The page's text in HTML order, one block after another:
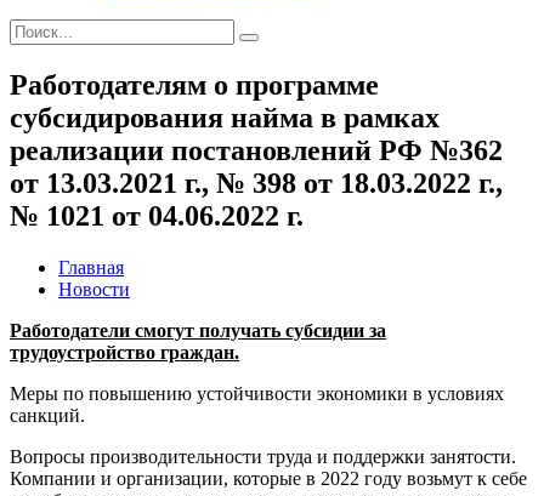
Работодателям о программе
субсидирования найма в рамках
реализации постановлений РФ №362
от 13.03.2021 г., № 398 от 18.03.2022 г.,
№ 1021 от 04.06.2022 г.
Главная
Новости
Работодатели смогут получать субсидии за
трудоустройство граждан.
Меры по повышению устойчивости экономики в условиях
санкций.
Вопросы производительности труда и поддержки занятости.
Компании и организации, которые в 2022 году возьмут к себе